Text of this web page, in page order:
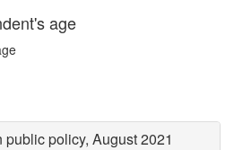
age
policy, August 2021